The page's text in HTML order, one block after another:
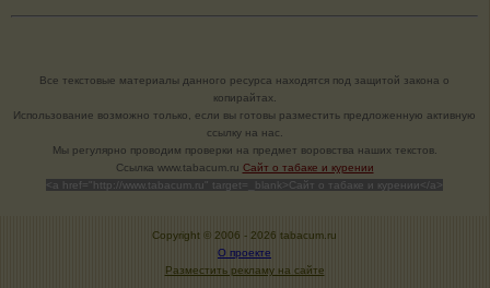
Все текстовые материалы данного ресурса находятся под защитой закона о
копирайтах.
Использование возможно только, если вы готовы разместить предложенную активную
ссылку на нас.
Мы регулярно проводим проверки на предмет воровства наших текстов.
Cсылка www.tabacum.ru Сайт о табаке и курении
<a href="http://www.tabacum.ru" target=_blank>Сайт о табаке и курении</a>
Copyright © 2006 - 2026 tabacum.ru
О проекте
Разместить рекламу на сайте